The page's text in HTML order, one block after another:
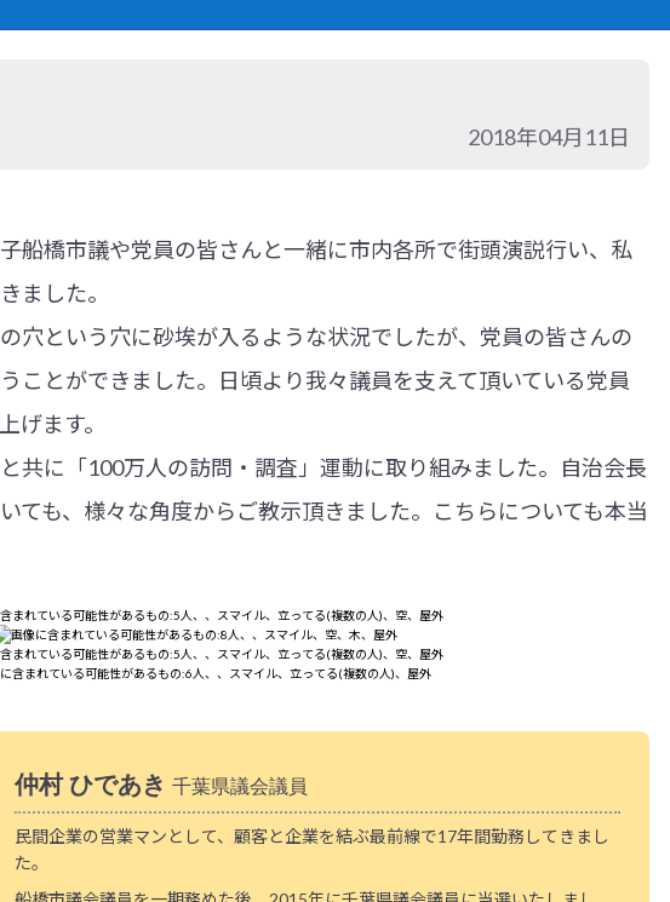
2018年04月11日
船橋市議や党員の皆さんと一緒に市内各所で街頭演説行い、私
ました。
穴という穴に砂埃が入るような状況でしたが、党員の皆さんの
ことができました。日頃より我々議員を支えて頂いている党員
げます。
共に「100万人の訪問・調査」運動に取り組みました。自治会長
ても、様々な角度からご教示頂きました。こちらについても本当
仲村 ひであき 千葉県議会議員
民間企業の営業マンとして、顧客と企業を結ぶ最前線で17年間勤務してきまし
た。